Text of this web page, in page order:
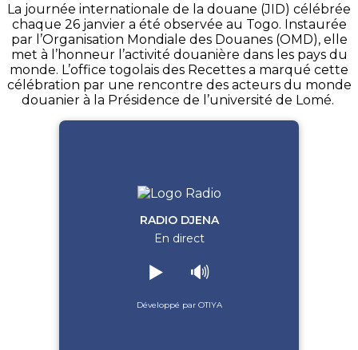
La journée internationale de la douane (JID) célébrée
chaque 26 janvier a été observée au Togo. Instaurée
par l’Organisation Mondiale des Douanes (OMD), elle
met à l’honneur l’activité douanière dans les pays du
monde. L’office togolais des Recettes a marqué cette
célébration par une rencontre des acteurs du monde
douanier à la Présidence de l’université de Lomé.
RADIO DJENA
En direct
▶️ 🔊
Développé par OTIYA